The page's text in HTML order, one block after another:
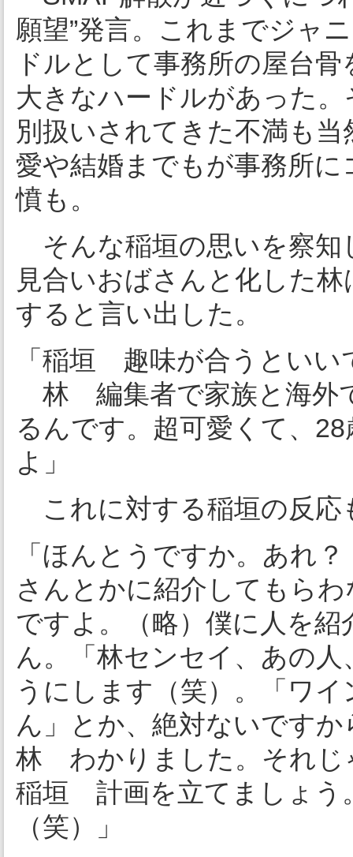
願望”発言。これまでジャ
ドルとして事務所の屋台
大きなハードルがあった
別扱いされてきた不満も
愛や結婚までもが事務所
憤も。
そんな稲垣の思いを察知
見合いおばさんと化した
すると言い出した。
「稲垣 趣味が合うといい
林 編集者で家族と海外
るんです。超可愛くて、
よ」
これに対する稲垣の反応
「ほんとうですか。あれ
さんとかに紹介してもら
ですよ。（略）僕に人を
ん。「林センセイ、あの
うにします（笑）。「ワ
ん」とか、絶対ないですか
林 わかりました。それ
稲垣 計画を立てましょう
（笑）」